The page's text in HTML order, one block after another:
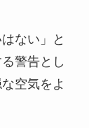
ない」と
警告とし
空気をよ